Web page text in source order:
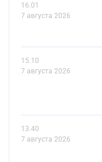
16.01
7 августа 2026
15.10
7 августа 2026
13.40
7 августа 2026